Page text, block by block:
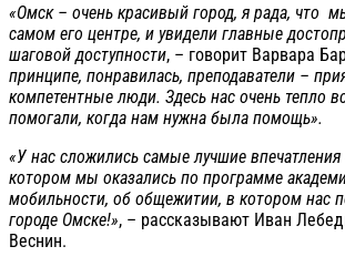
«Омск – очень красивый город, я рада, что
самом его центре, и увидели главные
шаговой доступности, – говорит Варвара
принципе, понравилась, преподаватели –
компетентные люди. Здесь нас очень тепло
помогали, когда нам нужна была помощь».
«У нас сложились самые лучшие впечатления
котором мы оказались по программе
мобильности, об общежитии, в котором нас
городе Омске!», – рассказывают Иван
Веснин.